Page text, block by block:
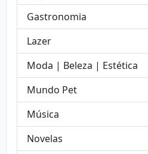
Gastronomia
Lazer
Moda | Beleza | Estética
Mundo Pet
Música
Novelas